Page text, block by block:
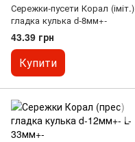
Сережки-пусети Корал (іміт.)
гладка кулька d-8мм+-
43.39 грн
Купити